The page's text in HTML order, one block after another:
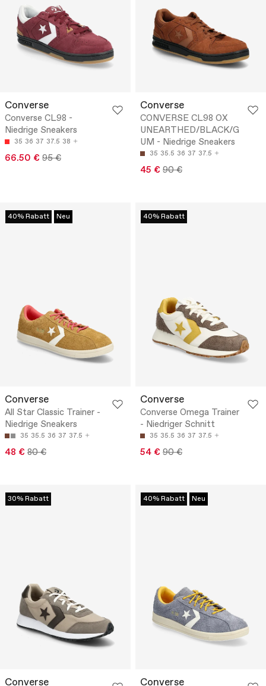
Converse
Converse CL98 -
Niedrige Sneakers
35 36 37 37.5 38
66.50 € 95 €
Converse
CONVERSE CL98 OX
UNEARTHED/BLACK/G
UM - Niedrige Sneakers
35 35.5 36 37 37.5
45 € 90 €
40% Rabatt Neu
Converse
All Star Classic Trainer -
Niedrige Sneakers
35 35.5 36 37 37.5
48 € 80 €
40% Rabatt
Converse
Converse Omega Trainer
- Niedriger Schnitt
35 35.5 36 37 37.5
54 € 90 €
30% Rabatt
Converse
40% Rabatt Neu
Converse